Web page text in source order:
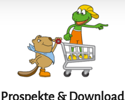
Prospekte & Download